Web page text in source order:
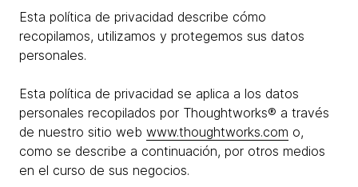
Esta política de privacidad describe cómo
recopilamos, utilizamos y protegemos sus datos
personales.
Esta política de privacidad se aplica a los datos
personales recopilados por Thoughtworks® a través
de nuestro sitio web www.thoughtworks.com o,
como se describe a continuación, por otros medios
en el curso de sus negocios.